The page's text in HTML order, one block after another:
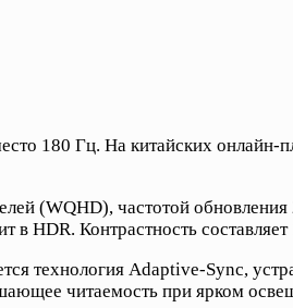
180 Гц. На китайских
(WQHD), частотой
в HDR. Контрастность
технология Adaptive-Sync,
читаемость при ярком